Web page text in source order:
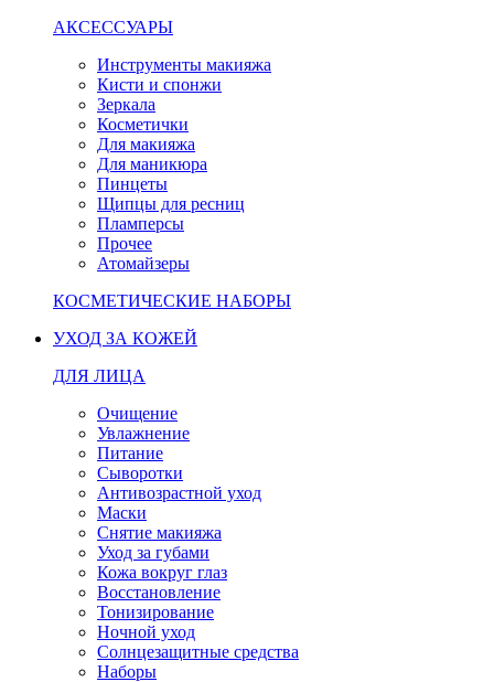
АКСЕССУАРЫ
Инструменты макияжа
Кисти и спонжи
Зеркала
Косметички
Для макияжа
Для маникюра
Пинцеты
Щипцы для ресниц
Пламперсы
Прочее
Атомайзеры
КОСМЕТИЧЕСКИЕ НАБОРЫ
УХОД ЗА КОЖЕЙ
ДЛЯ ЛИЦА
Очищение
Увлажнение
Питание
Сыворотки
Антивозрастной уход
Маски
Снятие макияжа
Уход за губами
Кожа вокруг глаз
Восстановление
Тонизирование
Ночной уход
Солнцезащитные средства
Наборы